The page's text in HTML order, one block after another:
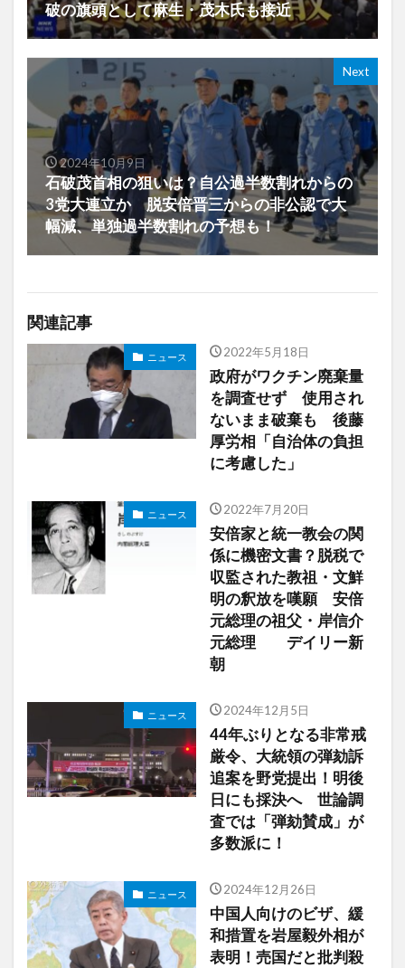
破の旗頭として麻生・茂木氏も接近
Next
2024年10月9日
石破茂首相の狙いは？自公過半数割れからの
3党大連立か 脱安倍晋三からの非公認で大
幅減、単独過半数割れの予想も！
関連記事
ニュース 2022年5月18日
政府がワクチン廃棄量
を調査せず 使用され
ないまま破棄も 後藤
厚労相「自治体の負担
に考慮した」
ニュース 2022年7月20日
安倍家と統一教会の関
係に機密文書？脱税で
収監された教祖・文鮮
明の釈放を嘆願 安倍
元総理の祖父・岸信介
元総理 デイリー新
朝
ニュース 2024年12月5日
44年ぶりとなる非常戒
厳令、大統領の弾劾訴
追案を野党提出！明後
日にも採決へ 世論調
査では「弾劾賛成」が
多数派に！
ニュース 2024年12月26日
中国人向けのビザ、緩
和措置を岩屋毅外相が
表明！売国だと批判殺